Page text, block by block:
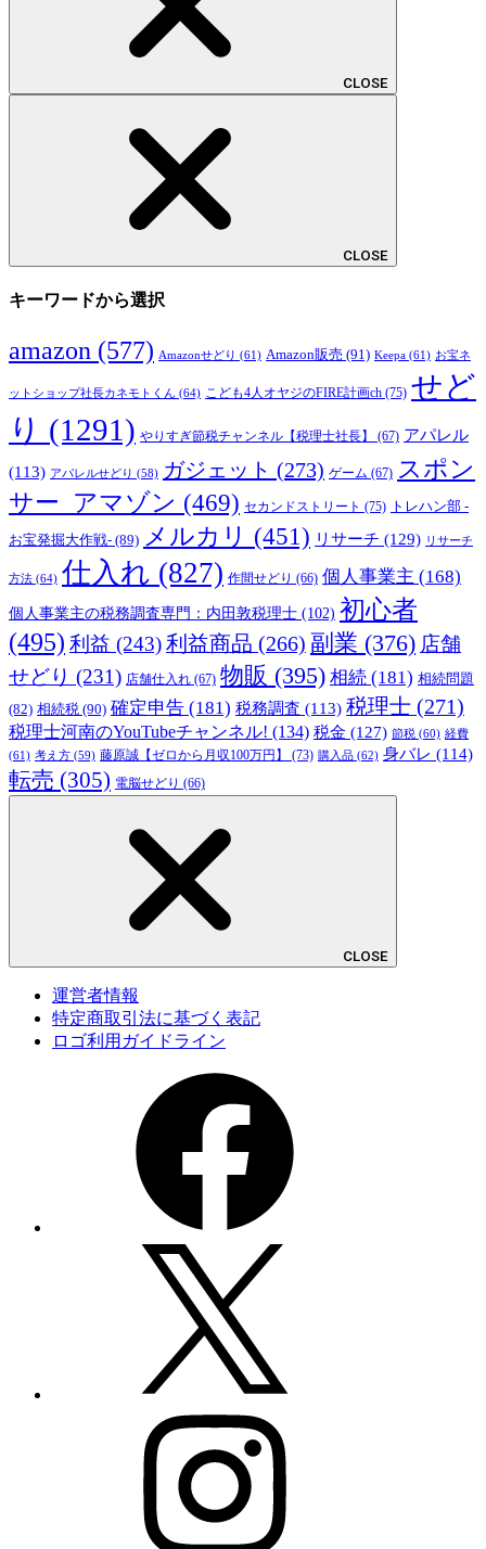
CLOSE
CLOSE
キーワードから選択
amazon (577) Amazonせどり (61) Amazon販売 (91) Keepa (61) お宝ネ
ットショップ社長カネモトくん (64) こども4人オヤジのFIRE計画ch (75) せど
り (1291) やりすぎ節税チャンネル【税理士社長】 (67) アパレル
(113) アパレルせどり (58) ガジェット (273) ゲーム (67) スポン
サー_アマゾン (469) セカンドストリート (75) トレハン部 -
お宝発掘大作戦- (89) メルカリ (451) リサーチ (129) リサーチ
方法 (64) 仕入れ (827) 作間せどり (66) 個人事業主 (168)
個人事業主の税務調査専門：内田敦税理士 (102) 初心者
(495) 利益 (243)利益商品 (266) 副業 (376) 店舗
せどり (231) 店舗仕入れ (67) 物販 (395) 相続 (181) 相続問題
(82) 相続税 (90) 確定申告 (181) 税務調査 (113) 税理士 (271)
税理士河南のYouTubeチャンネル! (134) 税金 (127) 節税 (60) 経費
(61) 考え方 (59) 藤原誠【ゼロから月収100万円】 (73) 購入品 (62) 身バレ (114)
転売 (305) 電脳せどり (66)
CLOSE
運営者情報
特定商取引法に基づく表記
ロゴ利用ガイドライン